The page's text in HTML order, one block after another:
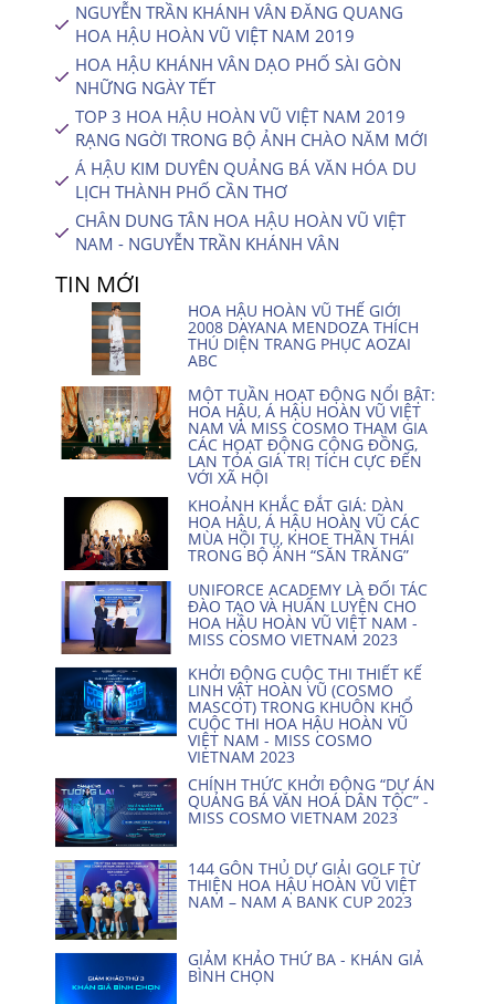
NGUYỄN TRẦN KHÁNH VÂN ĐĂNG QUANG
HOA HẬU HOÀN VŨ VIỆT NAM 2019
HOA HẬU KHÁNH VÂN DẠO PHỐ SÀI GÒN
NHỮNG NGÀY TẾT
TOP 3 HOA HẬU HOÀN VŨ VIỆT NAM 2019
RẠNG NGỜI TRONG BỘ ẢNH CHÀO NĂM MỚI
Á HẬU KIM DUYÊN QUẢNG BÁ VĂN HÓA DU
LỊCH THÀNH PHỐ CẦN THƠ
CHÂN DUNG TÂN HOA HẬU HOÀN VŨ VIỆT
NAM - NGUYỄN TRẦN KHÁNH VÂN
TIN MỚI
HOA HẬU HOÀN VŨ THẾ GIỚI
2008 DAYANA MENDOZA THÍCH
THÚ DIỆN TRANG PHỤC AOZAI
ABC
MỘT TUẦN HOẠT ĐỘNG NỔI BẬT:
HOA HẬU, Á HẬU HOÀN VŨ VIỆT
NAM VÀ MISS COSMO THAM GIA
CÁC HOẠT ĐỘNG CỘNG ĐỒNG,
LAN TỎA GIÁ TRỊ TÍCH CỰC ĐẾN
VỚI XÃ HỘI
KHOẢNH KHẮC ĐẮT GIÁ: DÀN
HOA HẬU, Á HẬU HOÀN VŨ CÁC
MÙA HỘI TỤ, KHOE THẦN THÁI
TRONG BỘ ẢNH “SĂN TRĂNG”
UNIFORCE ACADEMY LÀ ĐỐI TÁC
ĐÀO TẠO VÀ HUẤN LUYỆN CHO
HOA HẬU HOÀN VŨ VIỆT NAM -
MISS COSMO VIETNAM 2023
KHỞI ĐỘNG CUỘC THI THIẾT KẾ
LINH VẬT HOÀN VŨ (COSMO
MASCOT) TRONG KHUÔN KHỔ
CUỘC THI HOA HẬU HOÀN VŨ
VIỆT NAM - MISS COSMO
VIETNAM 2023
CHÍNH THỨC KHỞI ĐỘNG “DỰ ÁN
QUẢNG BÁ VĂN HOÁ DÂN TỘC” -
MISS COSMO VIETNAM 2023
144 GÔN THỦ DỰ GIẢI GOLF TỪ
THIỆN HOA HẬU HOÀN VŨ VIỆT
NAM – NAM A BANK CUP 2023
GIẢM KHẢO THỨ BA - KHÁN GIẢ
BÌNH CHỌN